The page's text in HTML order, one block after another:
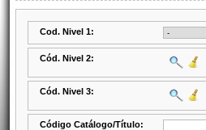
Cod. Nivel 1:
Cód. Nivel 2:
Cód. Nivel 3:
Código Catálogo/Título: